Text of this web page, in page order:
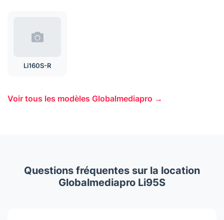
Li160S-R
Voir tous les modèles Globalmediapro →
Questions fréquentes sur la location
Globalmediapro Li95S